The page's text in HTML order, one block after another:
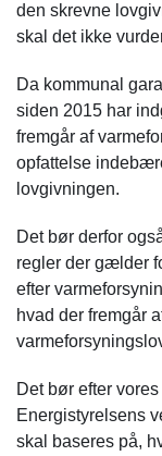
den skrevne
skal det ikke
Da kommunal
siden 2015 har
fremgår af
opfattelse
lovgivningen.
Det bør derfor
regler der gælder
efter
hvad der fremgår
Det bør efter
Energistyrelsens
skal baseres på,